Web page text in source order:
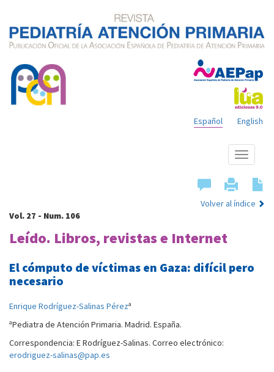
English
Español
Mostrar
menú
Volver al índice
Vol. 27 - Num. 106
Leído. Libros, revistas e Internet
El cómputo de víctimas en Gaza: difícil pero
necesario
Enrique Rodríguez-Salinas Péreza
aPediatra de Atención Primaria. Madrid. España.
Correspondencia: E Rodríguez-Salinas. Correo electrónico:
erodriguez-salinas@pap.es